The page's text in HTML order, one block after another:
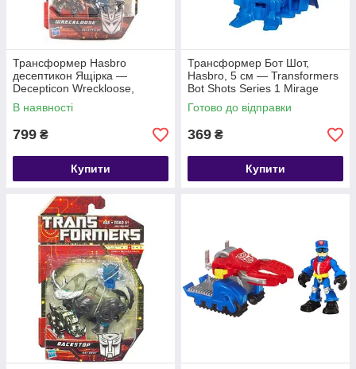
Трансформер Hasbro
десептикон Ящірка —
Decepticon Wreckloose,
Cybetron
В наявності
799 ₴
Купити
Трансформер Бот Шот,
Hasbro, 5 см — Transformers
Bot Shots Series 1 Mirage
Battle Game Figure
Готово до відправки
369 ₴
Купити